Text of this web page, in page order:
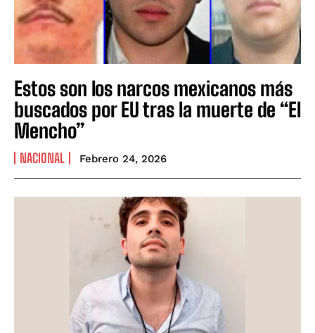
Estos son los narcos mexicanos más
buscados por EU tras la muerte de “El
Mencho”
NACIONAL Febrero 24, 2026